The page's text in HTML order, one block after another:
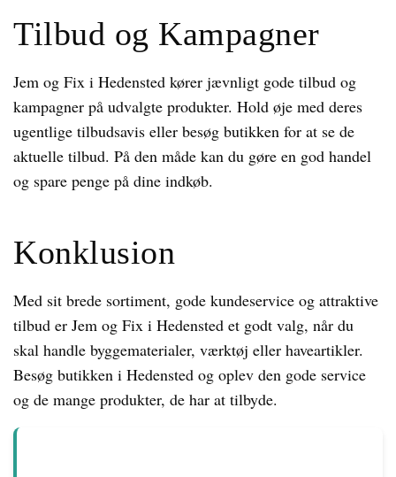
Tilbud og Kampagner
Jem og Fix i Hedensted kører jævnligt gode tilbud og
kampagner på udvalgte produkter. Hold øje med deres
ugentlige tilbudsavis eller besøg butikken for at se de
aktuelle tilbud. På den måde kan du gøre en god handel
og spare penge på dine indkøb.
Konklusion
Med sit brede sortiment, gode kundeservice og attraktive
tilbud er Jem og Fix i Hedensted et godt valg, når du
skal handle byggematerialer, værktøj eller haveartikler.
Besøg butikken i Hedensted og oplev den gode service
og de mange produkter, de har at tilbyde.